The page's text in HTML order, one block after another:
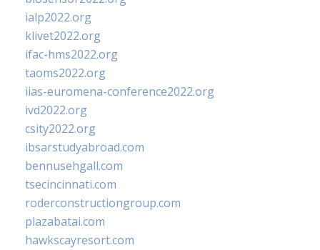
ialp2022.org
klivet2022.org
ifac-hms2022.org
taoms2022.org
iias-euromena-conference2022.org
ivd2022.org
csity2022.org
ibsarstudyabroad.com
bennusehgall.com
tsecincinnati.com
roderconstructiongroup.com
plazabatai.com
hawkscayresort.com